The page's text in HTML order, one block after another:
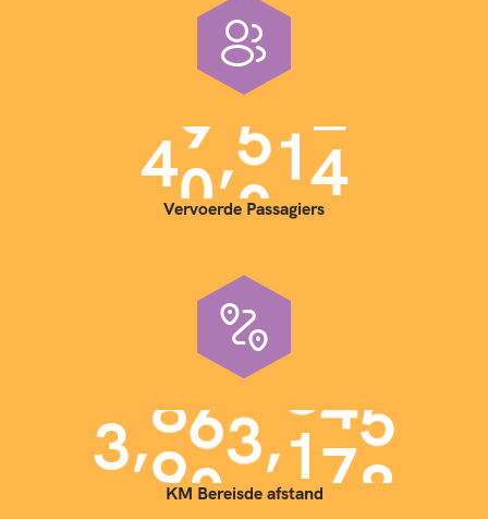
40,000
Vervoerde Passagiers
3,900,000
KM Bereisde afstand